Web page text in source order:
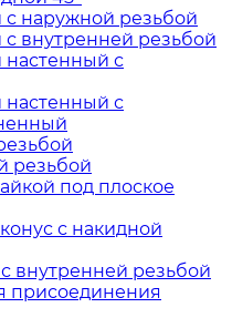
с наружной резьбой
внутренней резьбой
настенный с
настенный с
резьбой
под плоское
с накидной
внутренней резьбой
присоединения